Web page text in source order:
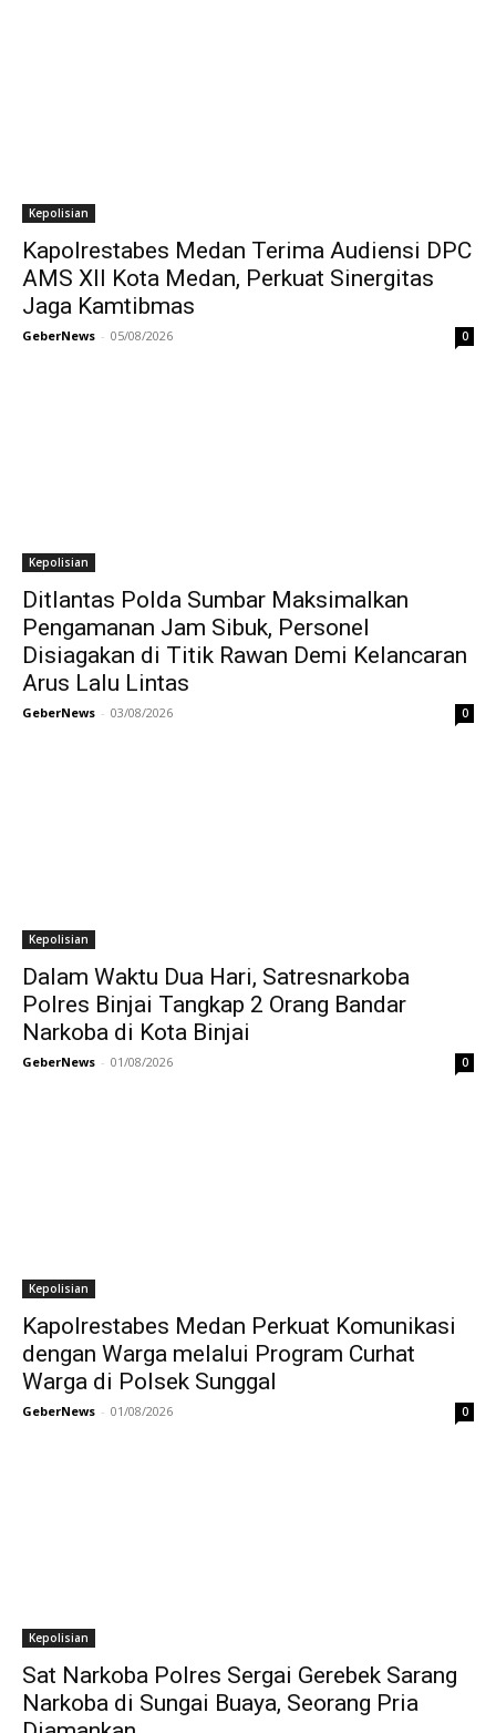
Kepolisian
Kapolrestabes Medan Terima Audiensi DPC
AMS XII Kota Medan, Perkuat Sinergitas
Jaga Kamtibmas
GeberNews - 05/08/2026 0
Kepolisian
Ditlantas Polda Sumbar Maksimalkan
Pengamanan Jam Sibuk, Personel
Disiagakan di Titik Rawan Demi Kelancaran
Arus Lalu Lintas
GeberNews - 03/08/2026 0
Kepolisian
Dalam Waktu Dua Hari, Satresnarkoba
Polres Binjai Tangkap 2 Orang Bandar
Narkoba di Kota Binjai
GeberNews - 01/08/2026 0
Kepolisian
Kapolrestabes Medan Perkuat Komunikasi
dengan Warga melalui Program Curhat
Warga di Polsek Sunggal
GeberNews - 01/08/2026 0
Kepolisian
Sat Narkoba Polres Sergai Gerebek Sarang
Narkoba di Sungai Buaya, Seorang Pria